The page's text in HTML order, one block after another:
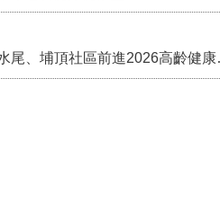
苗栗農村綠色照